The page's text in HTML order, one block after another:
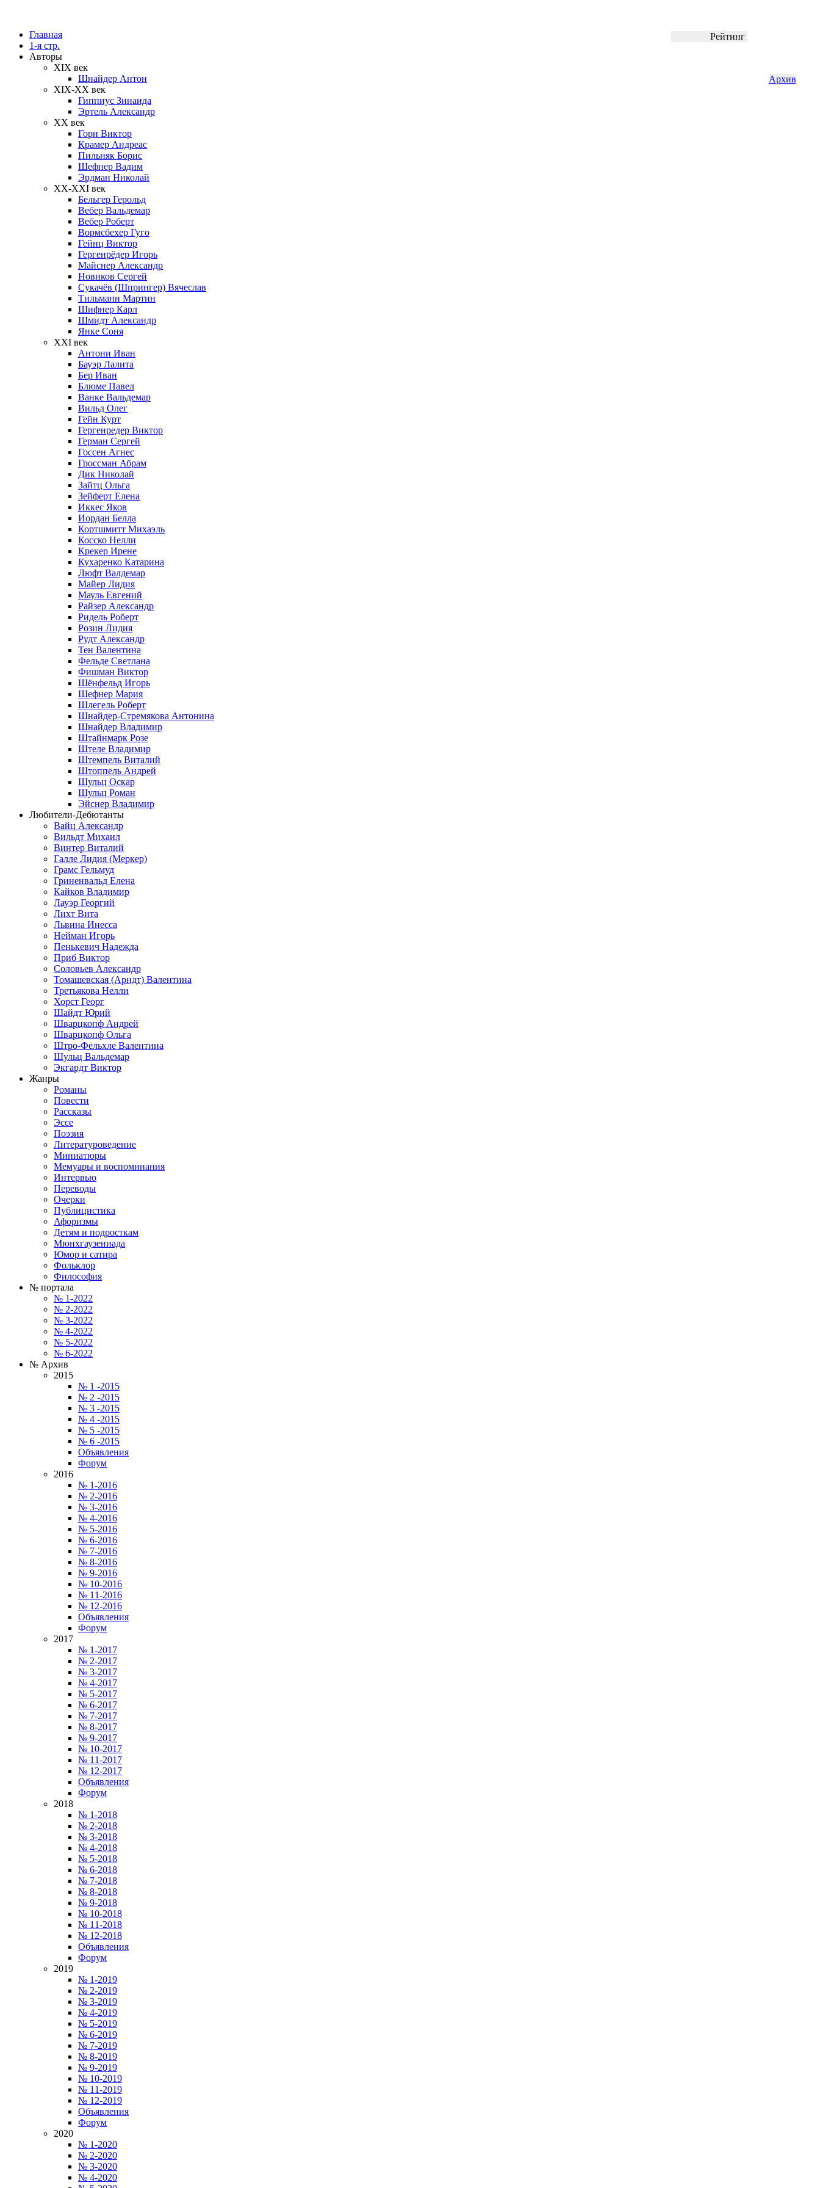
Главная
1-я стр.
Авторы
XIX век
Шнайдер Антон
XIX-XX век
Гиппиус Зинаида
Эртель Александр
XX век
Горн Виктор
Крамер Андреас
Пильняк Борис
Шефнер Вадим
Эрдман Николай
ХХ-XXI век
Бельгер Герольд
Вебер Вальдемар
Вебер Роберт
Вормсбехер Гуго
Гейнц Виктор
Гергенрёдер Игорь
Майснер Александр
Новиков Сергей
Сукачёв (Шпрингер) Вячеслав
Тильманн Мартин
Шифнер Карл
Шмидт Александр
Янке Соня
XXI век
Антони Иван
Бауэр Лалита
Бер Иван
Блюме Павел
Ванке Вальдемар
Вильд Олег
Гейн Курт
Гергенредер Виктор
Герман Сергей
Госсен Агнес
Гроссман Абрам
Дик Николай
Зайтц Ольга
Зейферт Елена
Иккес Яков
Иордан Белла
Кортшмитт Михаэль
Косско Нелли
Крекер Ирене
Кухаренко Катарина
Люфт Валдемaр
Майер Лидия
Мауль Евгений
Райзер Александр
Ридель Роберт
Розин Лидия
Рудт Александр
Тен Валентина
Фельде Светлана
Фишман Виктор
Шёнфельд Игорь
Шефнер Мария
Шлегель Роберт
Шнайдер-Стремякова Антонина
Шнайдер Владимир
Штайнмарк Розe
Штеле Владимир
Штемпель Виталий
Штоппель Андрей
Шульц Оскар
Шульц Роман
Эйснер Владимир
Любители-Дебютанты
Вайц Александр
Вильдт Михаил
Винтер Виталий
Галле Лидия (Меркер)
Грамс Гельмуд
Гриненвальд Елена
Кайков Владимир
Лауэр Георгий
Лихт Вита
Львина Инесса
Нейман Игорь
Пенькевич Надежда
Приб Виктор
Соловьев Александр
Томашевская (Арндт) Валентина
Третьякова Нелли
Хорст Георг
Шайдт Юрий
Шварцкопф Андрей
Шварцкопф Ольга
Штро-Фельхле Валентина
Шульц Вальдемар
Экгардт Виктор
Жанры
Романы
Повести
Рассказы
Эссе
Поэзия
Литературоведение
Миниатюры
Мемуары и воспоминания
Интервью
Переводы
Очерки
Публицистика
Афоризмы
Детям и подросткам
Мюнхгаузениада
Юмор и сатира
Фольклор
Философия
№ портала
№ 1-2022
№ 2-2022
№ 3-2022
№ 4-2022
№ 5-2022
№ 6-2022
№ Архив
2015
№ 1 -2015
№ 2 -2015
№ 3 -2015
№ 4 -2015
№ 5 -2015
№ 6 -2015
Объявления
Форум
2016
№ 1-2016
№ 2-2016
№ 3-2016
№ 4-2016
№ 5-2016
№ 6-2016
№ 7-2016
№ 8-2016
№ 9-2016
№ 10-2016
№ 11-2016
№ 12-2016
Объявления
Форум
2017
№ 1-2017
№ 2-2017
№ 3-2017
№ 4-2017
№ 5-2017
№ 6-2017
№ 7-2017
№ 8-2017
№ 9-2017
№ 10-2017
№ 11-2017
№ 12-2017
Объявления
Форум
2018
№ 1-2018
№ 2-2018
№ 3-2018
№ 4-2018
№ 5-2018
№ 6-2018
№ 7-2018
№ 8-2018
№ 9-2018
№ 10-2018
№ 11-2018
№ 12-2018
Объявления
Форум
2019
№ 1-2019
№ 2-2019
№ 3-2019
№ 4-2019
№ 5-2019
№ 6-2019
№ 7-2019
№ 8-2019
№ 9-2019
№ 10-2019
№ 11-2019
№ 12-2019
Объявления
Форум
2020
№ 1-2020
№ 2-2020
№ 3-2020
№ 4-2020
Рейтинг
Архив